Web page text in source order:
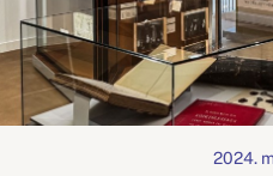
2024.